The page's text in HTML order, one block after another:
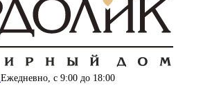
Ежедневно, с 9:00 до 18:00